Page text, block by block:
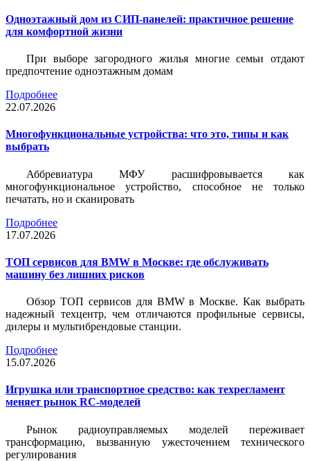
Одноэтажный дом из СИП-панелей: практичное решение
для комфортной жизни
При выборе загородного жилья многие семьи отдают
предпочтение одноэтажным домам
Подробнее
22.07.2026
Многофункциональные устройства: что это, типы и как
выбрать
Аббревиатура МФУ расшифровывается как
многофункциональное устройство, способное не только
печатать, но и сканировать
Подробнее
17.07.2026
ТОП сервисов для BMW в Москве: где обслуживать
машину без лишних рисков
Обзор ТОП сервисов для BMW в Москве. Как выбрать
надежный техцентр, чем отличаются профильные сервисы,
дилеры и мультибрендовые станции.
Подробнее
15.07.2026
Игрушка или транспортное средство: как техрегламент
меняет рынок RC-моделей
Рынок радиоуправляемых моделей переживает
трансформацию, вызванную ужесточением технического
регулирования